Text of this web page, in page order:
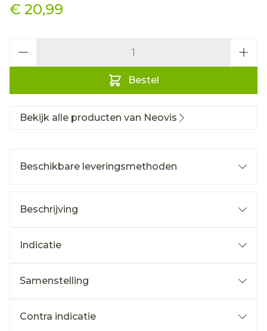
€ 20,99
Bestel
Bekijk alle producten van Neovis
Beschikbare leveringsmethoden
Beschrijving
Indicatie
Samenstelling
Contra indicatie